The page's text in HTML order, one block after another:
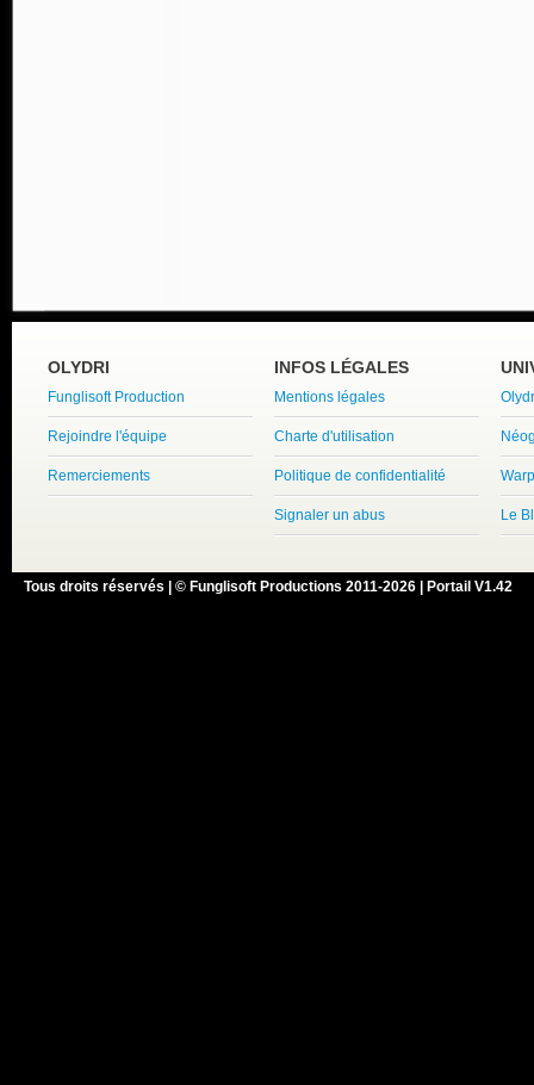
OLYDRI
Funglisoft Production
Rejoindre l'équipe
Remerciements
INFOS LÉGALES
Mentions légales
Charte d'utilisation
Politique de confidentialité
Signaler un abus Le
Tous droits réservés | © Funglisoft Productions 2011-2026 | Portail V1.42